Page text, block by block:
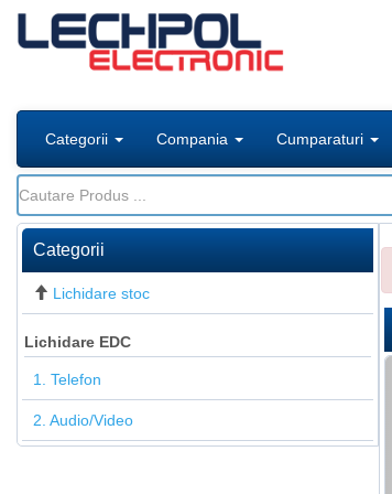
Categorii Compania Cumparaturi
Categorii
Lichidare stoc
Lichidare EDC
1. Telefon
2. Audio/Video